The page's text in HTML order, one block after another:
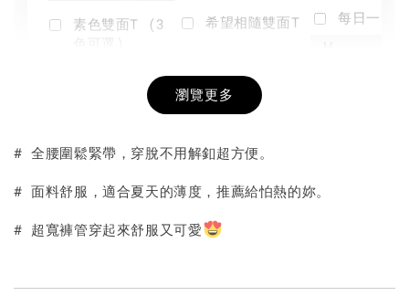
素色雙面T (3
+
希望相隨雙面T
NT$ 190
-
每日一笑
瀏覽更多
# 全腰圍鬆緊帶，穿脫不用解釦超方便。
# 面料舒服，適合夏天的薄度，推薦給怕熱的妳。
# 超寬褲管穿起來舒服又可愛